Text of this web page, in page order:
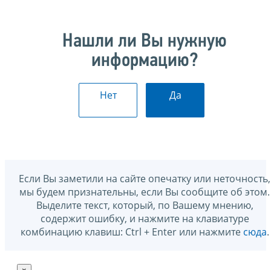
Нашли ли Вы нужную
информацию?
Нет Да
Если Вы заметили на сайте опечатку или неточность,
мы будем признательны, если Вы сообщите об этом.
Выделите текст, который, по Вашему мнению,
содержит ошибку, и нажмите на клавиатуре
комбинацию клавиш: Ctrl + Enter или нажмите сюда.